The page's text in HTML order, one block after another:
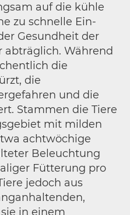
auf die kühle
zu schnelle Ein-
Gesundheit der
abträglich. Während
die
die
und die
Stammen die Tiere
mit milden
achtwöchige
Beleuchtung
Fütterung pro
jedoch aus
in einem